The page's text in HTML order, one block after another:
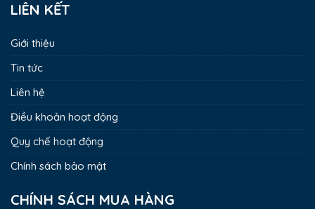
LIÊN KẾT
Giới thiệu
Tin tức
Liên hệ
Điều khoản hoạt động
Quy chế hoạt động
Chính sách bảo mật
CHÍNH SÁCH MUA HÀNG